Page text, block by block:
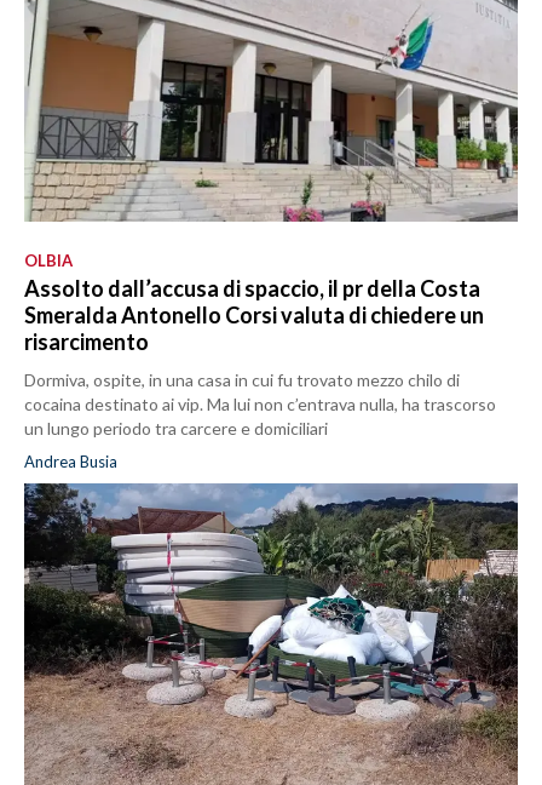
OLBIA
Assolto dall’accusa di spaccio, il pr della Costa
Smeralda Antonello Corsi valuta di chiedere un
risarcimento
Dormiva, ospite, in una casa in cui fu trovato mezzo chilo di
cocaina destinato ai vip. Ma lui non c’entrava nulla, ha trascorso
un lungo periodo tra carcere e domiciliari
Andrea Busia